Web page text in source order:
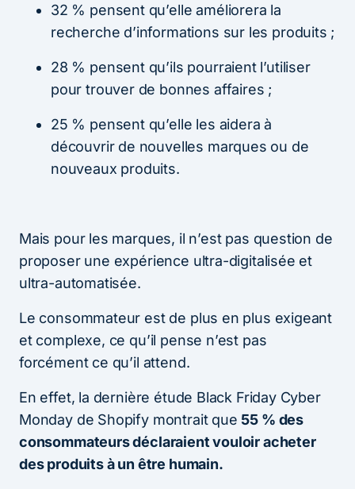
32 % pensent qu’elle améliorera la
recherche d’informations sur les produits ;
28 % pensent qu’ils pourraient l’utiliser
pour trouver de bonnes affaires ;
25 % pensent qu’elle les aidera à
découvrir de nouvelles marques ou de
nouveaux produits.
Mais pour les marques, il n’est pas question de
proposer une expérience ultra-digitalisée et
ultra-automatisée.
Le consommateur est de plus en plus exigeant
et complexe, ce qu’il pense n’est pas
forcément ce qu’il attend.
En effet, la dernière étude Black Friday Cyber
Monday de Shopify montrait que 55 % des
consommateurs déclaraient vouloir acheter
des produits à un être humain.